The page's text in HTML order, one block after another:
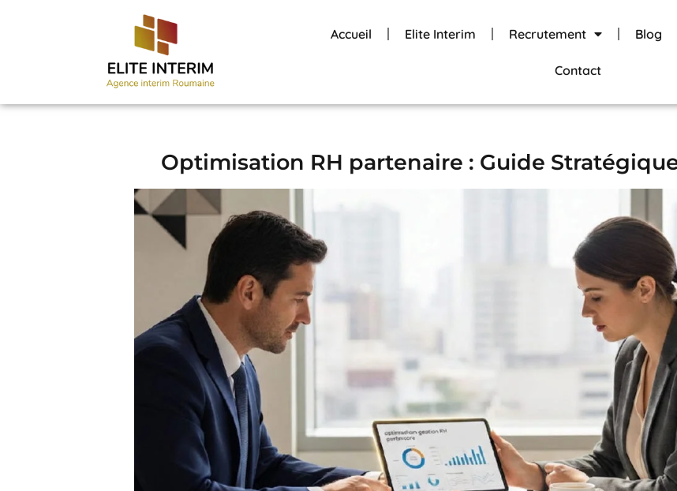
Accueil Elite Interim Recrutement Blog
Contact
Optimisation RH partenaire : Guide